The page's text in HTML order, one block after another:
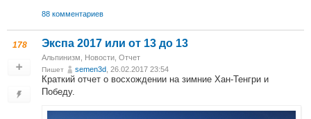
88 комментариев
178 Экспа 2017 или от 13 до 13
Альпинизм Новости Отчет
Пишет semen3d , 26.02.2017 23:54
Краткий отчет о восхождении на зимние Хан-Тенгри и
Победу.